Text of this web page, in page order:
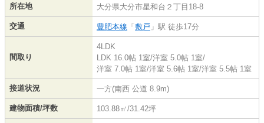
所在地 大分県大分市星和台２丁目18-8
交通 豊肥本線 「 敷戸 」駅 徒歩17分
間取り
4LDK
LDK 16.0帖 1室/洋室 5.0帖 1室/
洋室 7.0帖 1室/洋室 5.6帖 1室/洋室 5.5帖 1室
接道状況 一方(南西 公道 8.9m)
建物面積/坪数 103.88㎡/31.42坪